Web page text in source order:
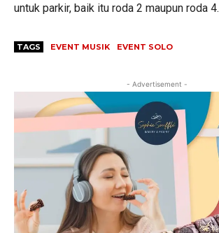
untuk parkir, baik itu roda 2 maupun roda 4.
TAGS EVENT MUSIK EVENT SOLO
- Advertisement -